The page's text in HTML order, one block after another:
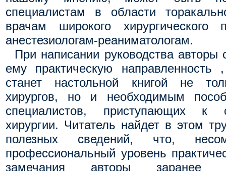
специалистам в области
врачам широкого
анестезиологам-реаниматологам.
При написании руководства авторы
ему практическую
станет настольной книгой не
хирургов, но и необходимым
специалистов, приступающих к
хирургии. Читатель найдет в этом
полезных сведений, что,
профессиональный уровень
замечания авторы заранее